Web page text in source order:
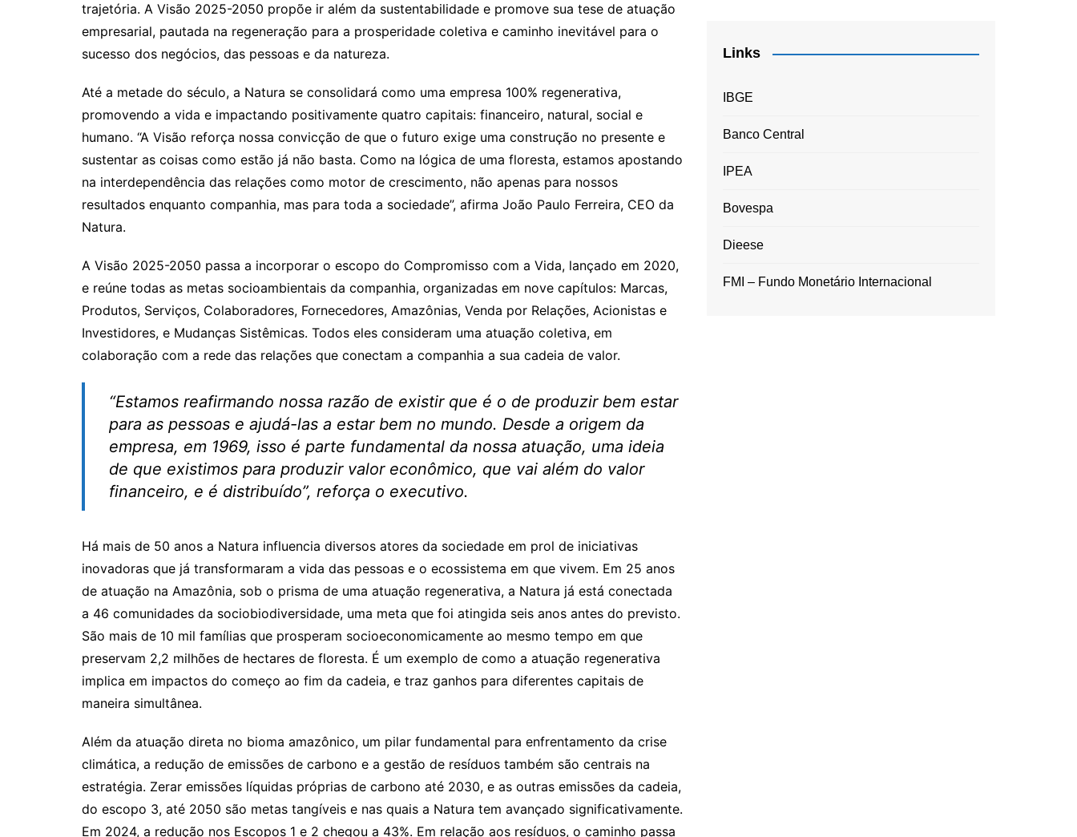
trajetória. A Visão 2025-2050 propõe ir além da sustentabilidade e promove sua tese de atuação
empresarial, pautada na regeneração para a prosperidade coletiva e caminho inevitável para o
sucesso dos negócios, das pessoas e da natureza.
Até a metade do século, a Natura se consolidará como uma empresa 100% regenerativa,
promovendo a vida e impactando positivamente quatro capitais: financeiro, natural, social e
humano. “A Visão reforça nossa convicção de que o futuro exige uma construção no presente e
sustentar as coisas como estão já não basta. Como na lógica de uma floresta, estamos apostando
na interdependência das relações como motor de crescimento, não apenas para nossos
resultados enquanto companhia, mas para toda a sociedade”, afirma João Paulo Ferreira, CEO da
Natura.
A Visão 2025-2050 passa a incorporar o escopo do Compromisso com a Vida, lançado em 2020,
e reúne todas as metas socioambientais da companhia, organizadas em nove capítulos: Marcas,
Produtos, Serviços, Colaboradores, Fornecedores, Amazônias, Venda por Relações, Acionistas e
Investidores, e Mudanças Sistêmicas. Todos eles consideram uma atuação coletiva, em
colaboração com a rede das relações que conectam a companhia a sua cadeia de valor.
“Estamos reafirmando nossa razão de existir que é o de produzir bem estar
para as pessoas e ajudá-las a estar bem no mundo. Desde a origem da
empresa, em 1969, isso é parte fundamental da nossa atuação, uma ideia
de que existimos para produzir valor econômico, que vai além do valor
financeiro, e é distribuído”, reforça o executivo.
Há mais de 50 anos a Natura influencia diversos atores da sociedade em prol de iniciativas
inovadoras que já transformaram a vida das pessoas e o ecossistema em que vivem. Em 25 anos
de atuação na Amazônia, sob o prisma de uma atuação regenerativa, a Natura já está conectada
a 46 comunidades da sociobiodiversidade, uma meta que foi atingida seis anos antes do previsto.
São mais de 10 mil famílias que prosperam socioeconomicamente ao mesmo tempo em que
preservam 2,2 milhões de hectares de floresta. É um exemplo de como a atuação regenerativa
implica em impactos do começo ao fim da cadeia, e traz ganhos para diferentes capitais de
maneira simultânea.
Além da atuação direta no bioma amazônico, um pilar fundamental para enfrentamento da crise
climática, a redução de emissões de carbono e a gestão de resíduos também são centrais na
estratégia. Zerar emissões líquidas próprias de carbono até 2030, e as outras emissões da cadeia,
do escopo 3, até 2050 são metas tangíveis e nas quais a Natura tem avançado significativamente.
Em 2024, a redução nos Escopos 1 e 2 chegou a 43%. Em relação aos resíduos, o caminho passa
Links
IBGE
Banco Central
IPEA
Bovespa
Dieese
FMI – Fundo Monetário Internacional